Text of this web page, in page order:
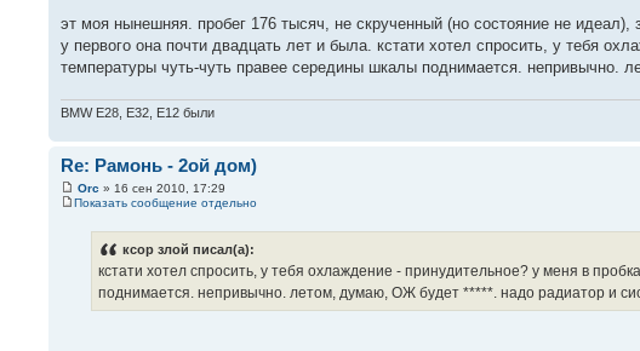
эт моя нынешняя. пробег 176 тысяч, не скрученный (но состояние не
у первого она почти двадцать лет и была. кстати хотел спросить, у тебя
температуры чуть-чуть правее середины шкалы поднимается.
BMW E28, E32, E12 были
Re: Рамонь - 2ой дом)
Orc » 16 сен 2010, 17:29
Показать сообщение отдельно
ксор злой писал(а):
кстати хотел спросить, у тебя охлаждение - принудительное? у меня в
поднимается. непривычно. летом, думаю, ОЖ будет *****. надо радиатор и